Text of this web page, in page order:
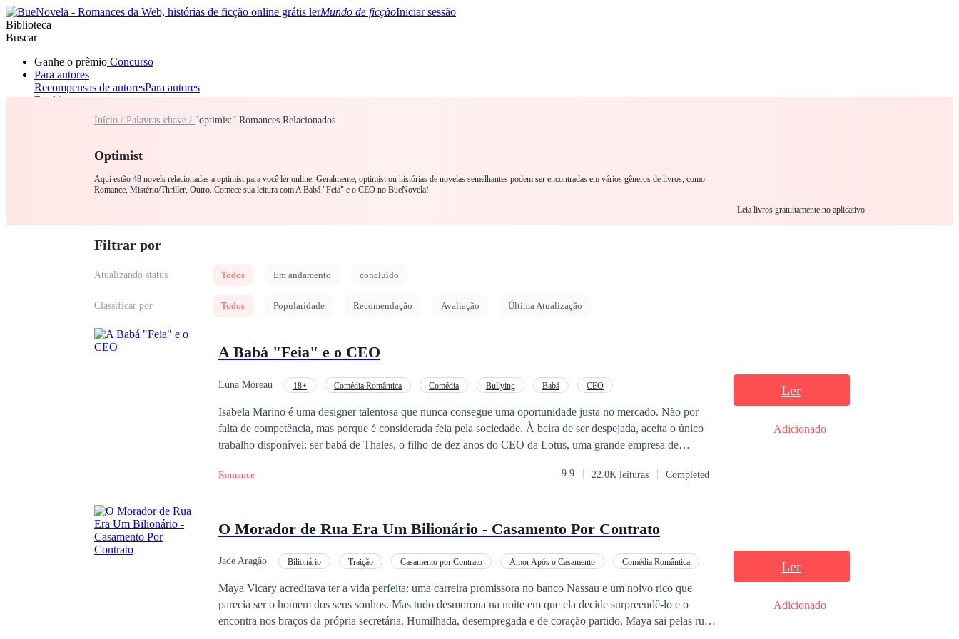
Mundo de ficçãoIniciar sessão
Biblioteca
Buscar
Ganhe o prêmio Concurso
Para autores
Recompensas de autoresPara autores
Ranking
RomanceLobisomem
Início / Palavras-chave / "optimist" Romances Relacionados
Optimist
Aqui estão 48 novels relacionadas a optimist para você ler online. Geralmente, optimist ou histórias de novelas semelhantes podem ser encontradas em vários gêneros de livros, como
Romance, Mistério/Thriller, Outro. Comece sua leitura com A Babá "Feia" e o CEO no BueNovela!
Leia livros gratuitamente no aplicativo
Filtrar por
Atualizando status Todos Em andamento concluído
Classificar por Todos Popularidade Recomendação Avaliação Última Atualização
A Babá "Feia" e o CEO
Luna Moreau 18+ Comédia Romântica Comédia Bullying Babá
CEO
Isabela Marino é uma designer talentosa que nunca consegue uma oportunidade justa no mercado. Não por
falta de competência, mas porque é considerada feia pela sociedade. À beira de ser despejada, aceita o único
trabalho disponível: ser babá de Thales, o filho de dez anos do CEO da Lotus, uma grande empresa de
frio, distante e emocionalmente ausente. Nunca teve um relacionamento com a mãe de Thales e sempre
materna entra na Justiça pedindo a guarda do garoto, o histórico de Vinícius com mulheres e sua imagem de
relacionamento com Isabela. Um contrato, sem envolvimento emocional. O que começa como encenação passa
passa a enxergar as pessoas de outra forma. Ela começa a acreditar que talvez mereça ser amada. Tudo
desmorona quando Isabela descobre e-mails em que Vinícius e o melhor amigo zombam dela pelas costas.
Ferida, ela vai embora. Só então Vinícius percebe que perdeu a única mulher que foi capaz de despertar algo
Romance 9.9 22.0K leituras Completed
Ler
Adicionado
O Morador de Rua Era Um Bilionário - Casamento Por Contrato
Jade Aragão Bilionário Traição Casamento por Contrato Amor Após o Casamento
Comédia Romântica
Maya Vicary acreditava ter a vida perfeita: uma carreira promissora no banco Nassau e um noivo rico que
parecia ser o homem dos seus sonhos. Mas tudo desmorona na noite em que ela decide surpreendê-lo e o
encontra nos braços da própria secretária. Humilhada, desempregada e de coração partido, Maya sai pelas ruas
Ler
Adicionado